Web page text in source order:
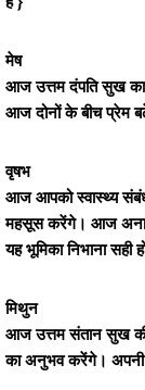
मेष
आज उत्तम दंपति सुख
आज दोनों के बीच प्रेम
वृषभ
आज आपको स्वास्थ्य
महसूस करेंगे। आज
यह भूमिका निभाना सही
मिथुन
आज उत्तम संतान सुख
का अनुभव करेंगे। अपनी